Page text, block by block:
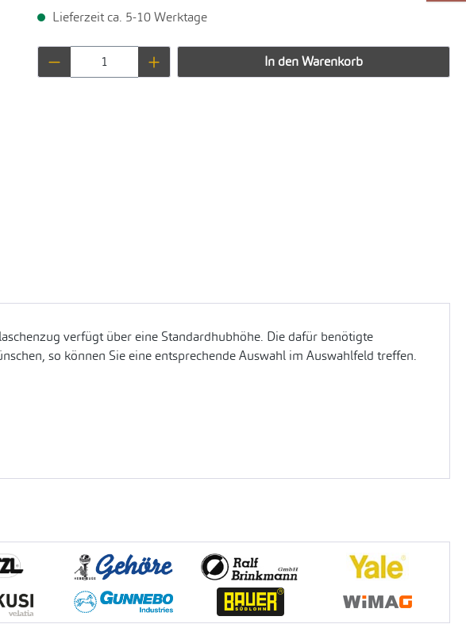
Lieferzeit ca. 5-10 Werktage
Produkt Anzahl: Gib den gewünschten Wert ein
In den Warenkorb
verfügt über eine Standardhubhöhe. Die dafür benötigte
so können Sie eine entsprechende Auswahl im Auswahlfeld treffen.